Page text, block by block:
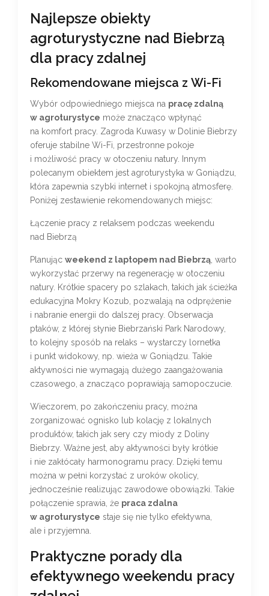
Najlepsze obiekty
agroturystyczne nad Biebrzą
dla pracy zdalnej
Rekomendowane miejsca z Wi-Fi
Wybór odpowiedniego miejsca na pracę zdalną
w agroturystyce może znacząco wpłynąć
na komfort pracy. Zagroda Kuwasy w Dolinie Biebrzy
oferuje stabilne Wi-Fi, przestronne pokoje
i możliwość pracy w otoczeniu natury. Innym
polecanym obiektem jest agroturystyka w Goniądzu,
która zapewnia szybki internet i spokojną atmosferę.
Poniżej zestawienie rekomendowanych miejsc:
Łączenie pracy z relaksem podczas weekendu
nad Biebrzą
Planując weekend z laptopem nad Biebrzą , warto
wykorzystać przerwy na regenerację w otoczeniu
natury. Krótkie spacery po szlakach, takich jak ścieżka
edukacyjna Mokry Kozub, pozwalają na odprężenie
i nabranie energii do dalszej pracy. Obserwacja
ptaków, z której słynie Biebrzański Park Narodowy,
to kolejny sposób na relaks – wystarczy lornetka
i punkt widokowy, np. wieża w Goniądzu. Takie
aktywności nie wymagają dużego zaangażowania
czasowego, a znacząco poprawiają samopoczucie.
Wieczorem, po zakończeniu pracy, można
zorganizować ognisko lub kolację z lokalnych
produktów, takich jak sery czy miody z Doliny
Biebrzy. Ważne jest, aby aktywności były krótkie
i nie zakłócały harmonogramu pracy. Dzięki temu
można w pełni korzystać z uroków okolicy,
jednocześnie realizując zawodowe obowiązki. Takie
połączenie sprawia, że praca zdalna
w agroturystyce staje się nie tylko efektywna,
ale i przyjemna.
Praktyczne porady dla
efektywnego weekendu pracy